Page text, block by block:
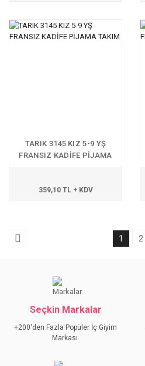
TARIK 3145 KIZ 5-9 YŞ
FRANSIZ KADİFE PİJAMA
359,10 TL + KDV
1 2
Seçkin Markalar
+200'den Fazla Popüler İç Giyim
Markası.